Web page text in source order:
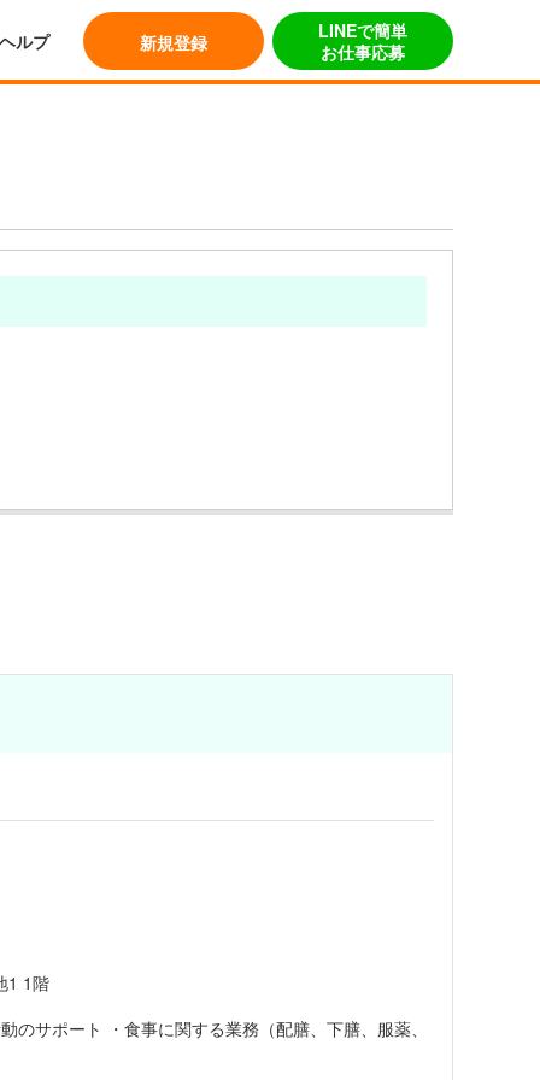
ヘルプ 新規登録
LINEで簡単
お仕事応募
1 1階
のサポート ・食事に関する業務（配膳、下膳、服薬、